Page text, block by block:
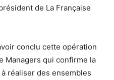
de La Française
conclu cette opération
Managers qui confirme la
réaliser des ensembles